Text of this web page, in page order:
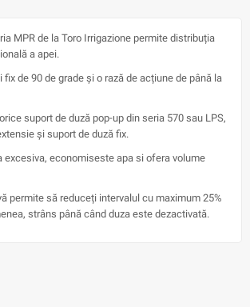
MPR de la Toro Irrigazione permite distribuția
a apei.
fix de 90 de grade și o rază de acțiune de până la
suport de duză pop-up din seria 570 sau LPS,
și suport de duză fix.
excesiva, economiseste apa si ofera volume
permite să reduceți intervalul cu maximum 25%
strâns până când duza este dezactivată.